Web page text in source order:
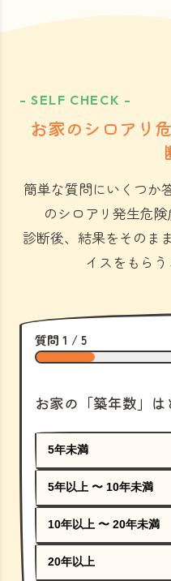
- SELF CHECK -
お家のシロアリ
簡単な質問にいくつか
のシロアリ発生危
診断後、結果をそのま
イスをもらう
質問 1 / 5
お家の「築年数」
5年未満
5年以上 〜 10年未満
10年以上 〜 20年未満
20年以上